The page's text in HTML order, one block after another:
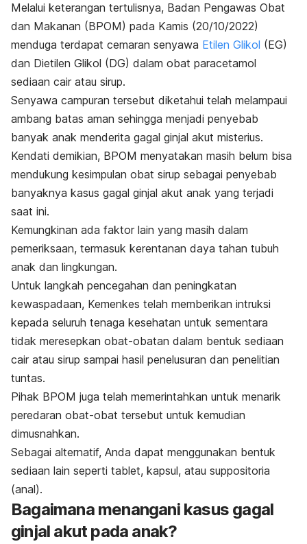
Melalui keterangan tertulisnya, Badan Pengawas Obat
dan Makanan (BPOM) pada Kamis (20/10/2022)
menduga terdapat cemaran senyawa Etilen Glikol (EG)
dan Dietilen Glikol (DG) dalam obat paracetamol
sediaan cair atau sirup.
Senyawa campuran tersebut diketahui telah melampaui
ambang batas aman sehingga menjadi penyebab
banyak anak menderita gagal ginjal akut misterius.
Kendati demikian, BPOM menyatakan masih belum bisa
mendukung kesimpulan obat sirup sebagai penyebab
banyaknya kasus gagal ginjal akut anak yang terjadi
saat ini.
Kemungkinan ada faktor lain yang masih dalam
pemeriksaan, termasuk kerentanan daya tahan tubuh
anak dan lingkungan.
Untuk langkah pencegahan dan peningkatan
kewaspadaan, Kemenkes telah memberikan intruksi
kepada seluruh tenaga kesehatan untuk sementara
tidak meresepkan obat-obatan dalam bentuk sediaan
cair atau sirup sampai hasil penelusuran dan penelitian
tuntas.
Pihak BPOM juga telah memerintahkan untuk menarik
peredaran obat-obat tersebut untuk kemudian
dimusnahkan.
Sebagai alternatif, Anda dapat menggunakan bentuk
sediaan lain seperti tablet, kapsul, atau suppositoria
(anal).
Bagaimana menangani kasus gagal
ginjal akut pada anak?